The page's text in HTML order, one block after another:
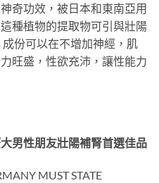
奇功效，被日本和東南亞用
種植物的提取物可引與壯陽
份可以在不增加神經，肌
旺盛，性欲充沛，讓性能力
男性朋友壯陽補腎首選佳品
MUST STATE